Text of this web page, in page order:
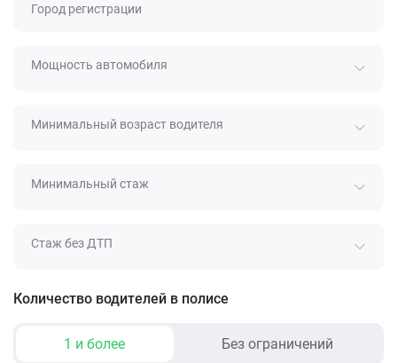
Город регистрации
Мощность автомобиля
Минимальный возраст водителя
Минимальный стаж
Стаж без ДТП
Количество водителей в полисе
1 и более Без ограничений